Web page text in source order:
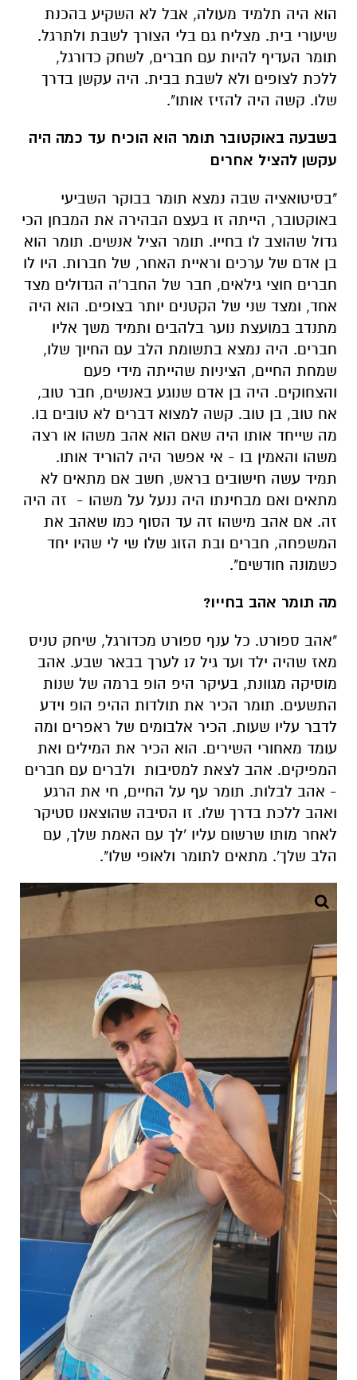
הוא היה תלמיד מעולה, אבל לא השקיע בהכנת
שיעורי בית. מצליח גם בלי הצורך לשבת ולתרגל.
תומר העדיף להיות עם חברים, לשחק כדורגל,
ללכת לצופים ולא לשבת בבית. היה עקשן בדרך
שלו. קשה היה להזיז אותו".
בשבעה באוקטובר תומר הוא הוכיח עד כמה היה
עקשן להציל אחרים
"בסיטואציה שבה נמצא תומר בבוקר השביעי
באוקטובר, הייתה זו בעצם הבהירה את המבחן הכי
גדול שהוצב לו בחייו. תומר הציל אנשים. תומר הוא
בן אדם של ערכים וראיית האחר, של חברות. היו לו
חברים חוצי גילאים, חבר של החבר'ה הגדולים מצד
אחד, ומצד שני של הקטנים יותר בצופים. הוא היה
מתנדב במועצת נוער בלהבים ותמיד משך אליו
חברים. היה נמצא בתשומת הלב עם החיוך שלו,
שמחת החיים, הציניות שהייתה מידי פעם
והצחוקים. היה בן אדם שנוגע באנשים, חבר טוב,
אח טוב, בן טוב. קשה למצוא דברים לא טובים בו.
מה שייחד אותו היה שאם הוא אהב משהו או רצה
משהו והאמין בו - אי אפשר היה להוריד אותו.
תמיד עשה חישובים בראש, חשב אם מתאים לא
מתאים ואם מבחינתו היה ננעל על משהו - זה היה
זה. אם אהב מישהו זה עד הסוף כמו שאהב את
המשפחה, חברים ובת הזוג שלו שי לי שהיו יחד
כשמונה חודשים".
מה תומר אהב בחייו?
"אהב ספורט. כל ענף ספורט מכדורגל, שיחק טניס
מאז שהיה ילד ועד גיל 17 לערך בבאר שבע. אהב
מוסיקה מגוונת, בעיקר היפ הופ ברמה של שנות
התשעים. תומר הכיר את תולדות ההיפ הופ וידע
לדבר עליו שעות. הכיר אלבומים של ראפרים ומה
עומד מאחורי השירים. הוא הכיר את המילים ואת
המפיקים. אהב לצאת למסיבות ולברים עם חברים
- אהב לבלות. תומר עף על החיים, חי את הרגע
ואהב ללכת בדרך שלו. זו הסיבה שהוצאנו סטיקר
לאחר מותו שרשום עליו 'לך עם האמת שלך, עם
הלב שלך'. מתאים לתומר ולאופי שלו".